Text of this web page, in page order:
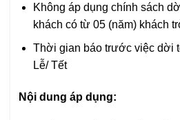
Không áp dụng chính sách
khách có từ 05 (năm) khách
Thời gian báo trước việc dời
Lễ/ Tết
Nội dung áp dụng: